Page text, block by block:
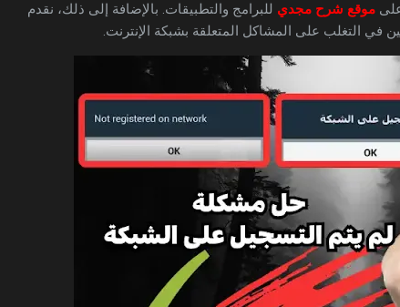
موقع شرح مجدي للبرامج والتطبيقات. بالإضافة إلى ذلك، نقدم
في التغلب على المشاكل المتعلقة بشبكة الإنترنت.